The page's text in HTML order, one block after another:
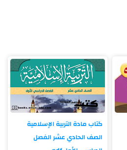
كتاب مادة التربية الإسلامية
الصف الحادي عشر الفصل